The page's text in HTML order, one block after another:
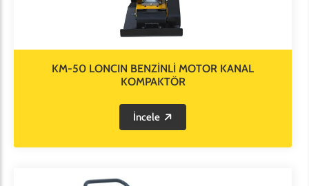
KM-50 LONCIN BENZİNLİ MOTOR KANAL
KOMPAKTÖR
İncele